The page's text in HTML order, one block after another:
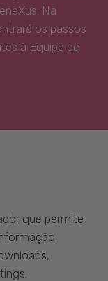
Na
os passos
à Equipe de
que permite